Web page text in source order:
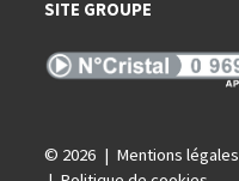
SITE GROUPE
© 2026 Mentions légales